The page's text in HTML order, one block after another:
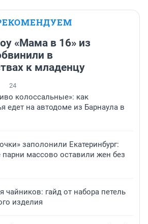
«Мама в 16» из
в
к младенцу
24
колоссальные»: как
едет на автодоме из Барнаула в
заполонили Екатеринбург:
парни массово оставили жен без
чайников: гайд от набора петель
изделия